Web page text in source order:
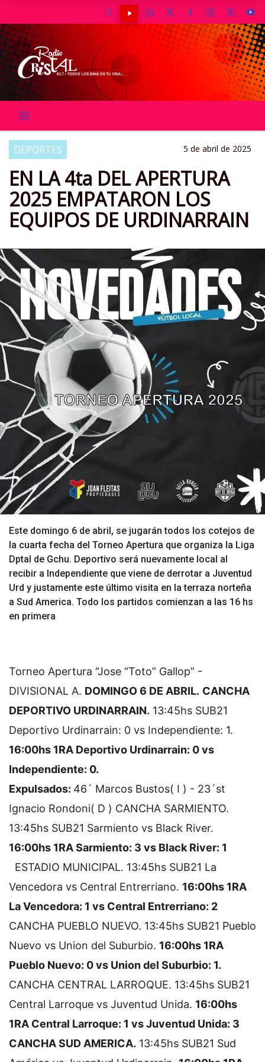
DEPORTES 5 de abril de 2025
EN LA 4ta DEL APERTURA
2025 EMPATARON LOS
EQUIPOS DE URDINARRAIN
Este domingo 6 de abril, se jugarán todos los cotejos de
la cuarta fecha del Torneo Apertura que organiza la Liga
Dptal de Gchu. Deportivo será nuevamente local al
recibir a Independiente que viene de derrotar a Juventud
Urd y justamente este último visita en la terraza norteña
a Sud America. Todo los partidos comienzan a las 16 hs
en primera
Torneo Apertura “Jose “Toto” Gallop” -
DIVISIONAL A. DOMINGO 6 DE ABRIL. CANCHA
DEPORTIVO URDINARRAIN. 13:45hs SUB21
Deportivo Urdinarrain: 0 vs Independiente: 1.
16:00hs 1RA Deportivo Urdinarrain: 0 vs
Independiente: 0.
Expulsados: 46´ Marcos Bustos( I ) - 23´st
Ignacio Rondoni( D ) CANCHA SARMIENTO.
13:45hs SUB21 Sarmiento vs Black River.
16:00hs 1RA Sarmiento: 3 vs Black River: 1
ESTADIO MUNICIPAL. 13:45hs SUB21 La
Vencedora vs Central Entrerriano. 16:00hs 1RA
La Vencedora: 1 vs Central Entrerriano: 2
CANCHA PUEBLO NUEVO. 13:45hs SUB21 Pueblo
Nuevo vs Union del Suburbio. 16:00hs 1RA
Pueblo Nuevo: 0 vs Union del Suburbio: 1.
CANCHA CENTRAL LARROQUE. 13:45hs SUB21
Central Larroque vs Juventud Unida. 16:00hs
1RA Central Larroque: 1 vs Juventud Unida: 3
CANCHA SUD AMERICA. 13:45hs SUB21 Sud